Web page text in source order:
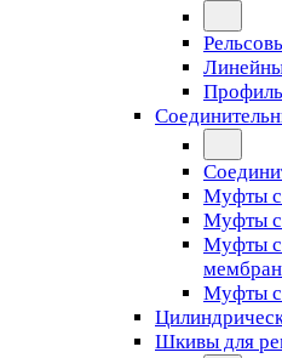
Муфты
Муфты
Муфты
Муфты
Шкивы для